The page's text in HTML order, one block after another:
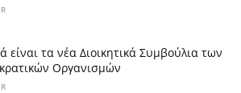
είναι τα νέα Διοικητικά Συμβούλια των
Οργανισμών